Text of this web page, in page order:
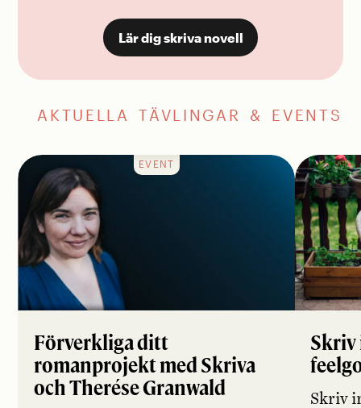
Lär dig skriva novell
AKTUELLA TÄVLINGAR & EVENTS
EVENT
Förverkliga ditt
romanprojekt med Skriva
och Therése Granwald
Skriv